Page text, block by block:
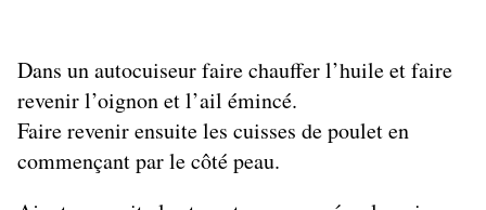
Dans un autocuiseur faire chauffer l’huile et faire
revenir l’oignon et l’ail émincé.
Faire revenir ensuite les cuisses de poulet en
commençant par le côté peau.